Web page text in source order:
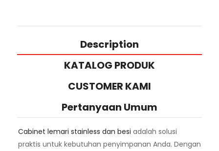
Description
KATALOG PRODUK
CUSTOMER KAMI
Pertanyaan Umum
Cabinet lemari stainless dan besi adalah solusi
praktis untuk kebutuhan penyimpanan Anda. Dengan